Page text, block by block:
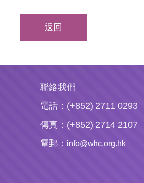
返回
聯絡我們
電話：(+852) 2711 0293
傳真：(+852) 2714 2107
電郵： info@whc.org.hk